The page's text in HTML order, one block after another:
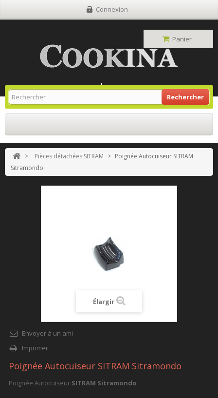
Connexion
Rechercher
Panier
Site Grill Gaz Retour À L'accueil
> Pièces détachées SITRAM > Poignée Autocuiseur SITRAM
Sitramondo
Élargir
Envoyer à un ami
Imprimer
Poignée Autocuiseur SITRAM Sitramondo
Poignée Autocuiseur SITRAM Sitramondo